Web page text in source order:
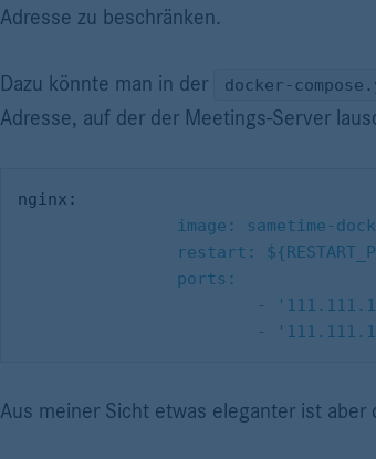
Adresse zu beschränken.
Dazu könnte man in der docker-
Adresse, auf der der Meetings-Server
image: sametime-
restart:
				ports:
-
-
Aus meiner Sicht etwas eleganter ist